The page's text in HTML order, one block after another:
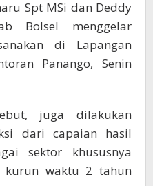
Spt MSi dan Deddy
Bolsel menggelar
di Lapangan
Panango, Senin
juga dilakukan
dari capaian hasil
sektor khususnya
kurun waktu 2 tahun